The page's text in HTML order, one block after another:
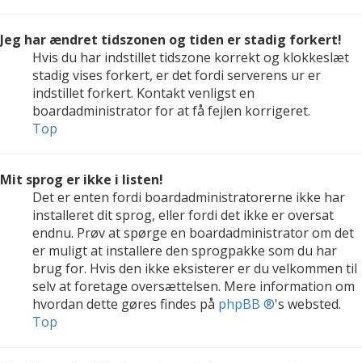
Jeg har ændret tidszonen og tiden er stadig forkert!
Hvis du har indstillet tidszone korrekt og klokkeslæt
stadig vises forkert, er det fordi serverens ur er
indstillet forkert. Kontakt venligst en
boardadministrator for at få fejlen korrigeret.
Top
Mit sprog er ikke i listen!
Det er enten fordi boardadministratorerne ikke har
installeret dit sprog, eller fordi det ikke er oversat
endnu. Prøv at spørge en boardadministrator om det
er muligt at installere den sprogpakke som du har
brug for. Hvis den ikke eksisterer er du velkommen til
selv at foretage oversættelsen. Mere information om
hvordan dette gøres findes på phpBB ®'s websted.
Top